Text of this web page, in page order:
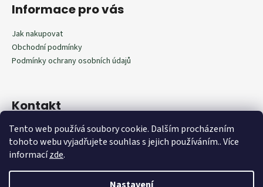
Tento web používá soubory cookie. Dalším procházením
tohoto webu vyjadřujete souhlas s jejich používáním.. Více
informacízde.
Informace pro vás
Jak nakupovat
Obchodní podmínky
Podmínky ochrany osobních údajů
Kontakt
602292598
602292598